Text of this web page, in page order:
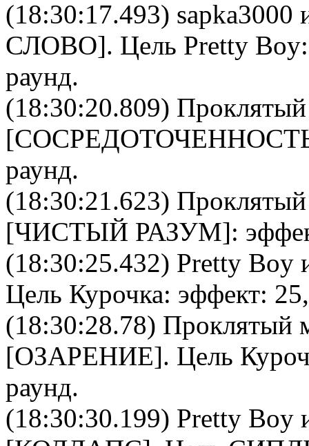
(18:30:17.493) sapka3000
СЛОВО]. Цель Pretty Boy
раунд.
(18:30:20.809)
[
раунд.
(18:30:21.623)
[ЧИСТЫЙ РАЗУМ]:
(18:30:25.432) Pretty Boy
Цель Курочка: эффект:
(18:30:28.78) Проклятый
[ОЗАРЕНИЕ]. Цель
раунд.
(18:30:30.199) Pretty Boy